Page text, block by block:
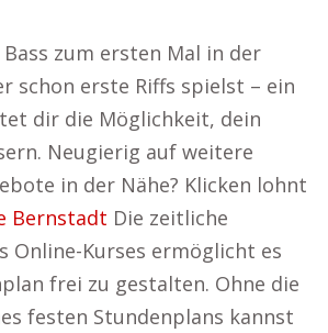
zum ersten Mal in der
schon erste Riffs spielst – ein
dir die Möglichkeit, dein
Neugierig auf weitere
in der Nähe? Klicken lohnt
Bernstadt Die zeitliche
Online-Kurses ermöglicht es
frei zu gestalten. Ohne die
festen Stundenplans kannst